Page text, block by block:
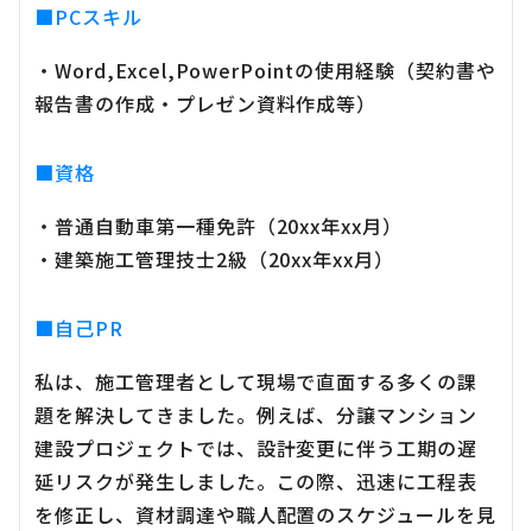
■PCスキル
・Word,Excel,PowerPointの使用経験（契約書や
報告書の作成・プレゼン資料作成等）
■資格
・普通自動車第一種免許（20xx年xx月）
・建築施工管理技士2級（20xx年xx月）
■自己PR
私は、施工管理者として現場で直面する多くの課
題を解決してきました。例えば、分譲マンション
建設プロジェクトでは、設計変更に伴う工期の遅
延リスクが発生しました。この際、迅速に工程表
を修正し、資材調達や職人配置のスケジュールを見